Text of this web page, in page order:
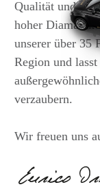
Qualität und
hoher
unserer über 35
Region und
verzaubern.
Wir freuen uns